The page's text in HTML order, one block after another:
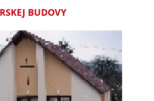
BUDOVY